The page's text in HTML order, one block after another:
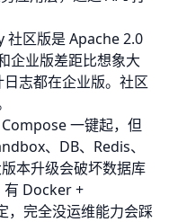
社区版是 Apache 2.0
企业版差距比想象大
志都在企业版。社区
一键起，但
、DB、Redis、
本升级会破坏数据库
Docker +
，完全没运维能力会踩